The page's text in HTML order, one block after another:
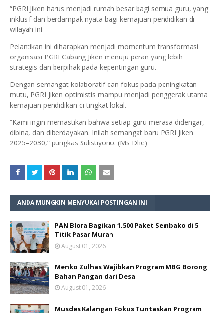
“PGRI Jiken harus menjadi rumah besar bagi semua guru, yang
inklusif dan berdampak nyata bagi kemajuan pendidikan di
wilayah ini
Pelantikan ini diharapkan menjadi momentum transformasi
organisasi PGRI Cabang Jiken menuju peran yang lebih
strategis dan berpihak pada kepentingan guru.
Dengan semangat kolaboratif dan fokus pada peningkatan
mutu, PGRI Jiken optimistis mampu menjadi penggerak utama
kemajuan pendidikan di tingkat lokal.
“Kami ingin memastikan bahwa setiap guru merasa didengar,
dibina, dan diberdayakan. Inilah semangat baru PGRI Jiken
2025–2030,” pungkas Sulistiyono. (Ms Dhe)
ANDA MUNGKIN MENYUKAI POSTINGAN INI
PAN Blora Bagikan 1,500 Paket Sembako di 5
Titik Pasar Murah
August 01, 2026
Menko Zulhas Wajibkan Program MBG Borong
Bahan Pangan dari Desa
August 01, 2026
Musdes Kalangan Fokus Tuntaskan Program